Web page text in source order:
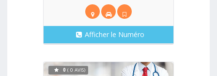
Afficher le Numéro
0 ( 0 AVIS)